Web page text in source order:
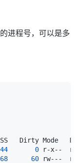
进程号，可以是多
0
68
60